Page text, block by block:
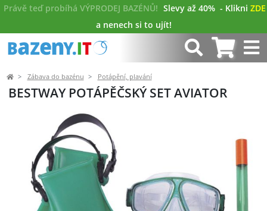
Právě teď probíhá VÝPRODEJ BAZÉNŮ! Slevy až 40% - Klikni ZDE
a nenech si to ujít!
Zábava do bazénu Potápění, plavání
BESTWAY POTÁPĚČSKÝ SET AVIATOR